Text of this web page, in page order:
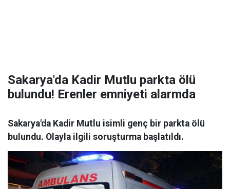
Sakarya'da Kadir Mutlu parkta ölü
bulundu! Erenler emniyeti alarmda
Sakarya'da Kadir Mutlu isimli genç bir parkta ölü
bulundu. Olayla ilgili soruşturma başlatıldı.